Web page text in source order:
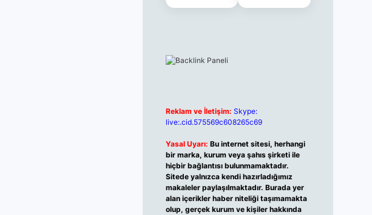
Reklam ve İletişim: Skype:
live:.cid.575569c608265c69
Yasal Uyarı: Bu internet sitesi, herhangi
bir marka, kurum veya şahıs şirketi ile
hiçbir bağlantısı bulunmamaktadır.
Sitede yalnızca kendi hazırladığımız
makaleler paylaşılmaktadır. Burada yer
alan içerikler haber niteliği taşımamakta
olup, gerçek kurum ve kişiler hakkında